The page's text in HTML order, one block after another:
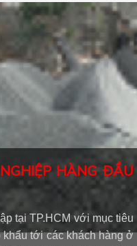
HÀNG ĐẦU
tại TP.HCM với mục tiêu
khẩu tới các khách hàng ở